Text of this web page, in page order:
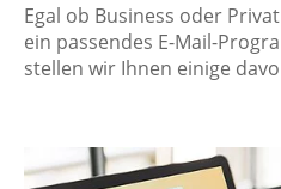
Egal ob Business oder
ein passendes E-Mail-
stellen wir Ihnen einige